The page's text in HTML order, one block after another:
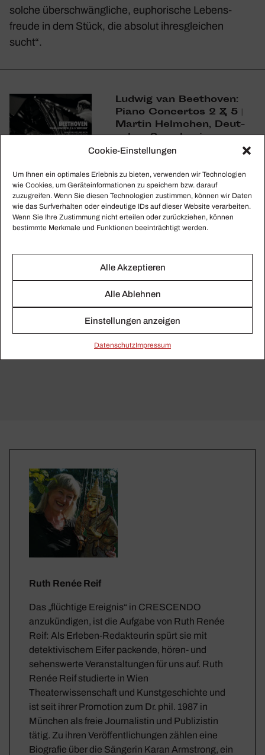
Cookie-Einstellungen
Um Ihnen ein optimales Erlebnis zu bieten, verwenden wir Technologien
wie Cookies, um Geräteinformationen zu speichern bzw. darauf
zuzugreifen. Wenn Sie diesen Technologien zustimmen, können wir Daten
wie das Surfverhalten oder eindeutige IDs auf dieser Website verarbeiten.
Wenn Sie Ihre Zustimmung nicht erteilen oder zurückziehen, können
bestimmte Merkmale und Funktionen beeinträchtigt werden.
Alle Akzeptieren
Alle Ablehnen
Einstellungen anzeigen
Daten­schutzImpressum
solche über­schwäng­liche, eupho­ri­sche Lebens­
freude in dem Stück, die absolut ihres­glei­chen
sucht“.
Ludwig van Beet­hoven:
Piano Concertos 2 & 5 |
Martin Helm­chen, Deut­
sches Symphonie-
Orchester Berlin, Andrew
Jetzt bestellen
Jetzt anhören
Ruth Renée Reif
Das „flüchtige Ereignis“ in CRESCENDO
anzukündigen, ist die Aufgabe von Ruth Renée
Reif: Als Erleben-Redakteurin spürt sie mit
detektivischem Eifer packende, hören- und
sehenswerte Veranstaltungen für uns auf. Ruth
Renée Reif studierte in Wien
Theaterwissenschaft und Kunstgeschichte und
ist seit ihrer Promotion zum Dr. phil. 1987 in
München als freie Journalistin und Publizistin
tätig. Zu ihren Veröffentlichungen zählen eine
Biografie über die Sängerin Karan Armstrong, ein